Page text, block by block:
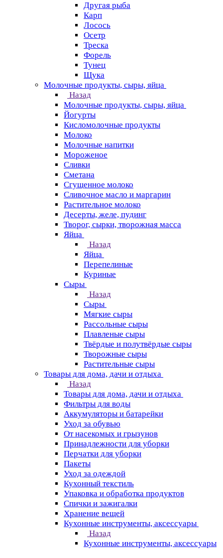
Другая рыба
Карп
Лосось
Осетр
Треска
Форель
Тунец
Щука
Молочные продукты, сыры, яйца
Назад
Молочные продукты, сыры, яйца
Йогурты
Кисломолочные продукты
Молоко
Молочные напитки
Мороженое
Сливки
Сметана
Сгущенное молоко
Сливочное масло и маргарин
Растительное молоко
Десерты, желе, пудинг
Творог, сырки, творожная масса
Яйца
Назад
Яйца
Перепелиные
Куриные
Сыры
Назад
Сыры
Мягкие сыры
Рассольные сыры
Плавленые сыры
Твёрдые и полутвёрдые сыры
Творожные сыры
Растительные сыры
Товары для дома, дачи и отдыха
Назад
Товары для дома, дачи и отдыха
Фильтры для воды
Аккумуляторы и батарейки
Уход за обувью
От насекомых и грызунов
Принадлежности для уборки
Перчатки для уборки
Пакеты
Уход за одеждой
Кухонный текстиль
Упаковка и обработка продуктов
Спички и зажигалки
Хранение вещей
Кухонные инструменты, аксессуары
Назад
Кухонные инструменты, аксессуары